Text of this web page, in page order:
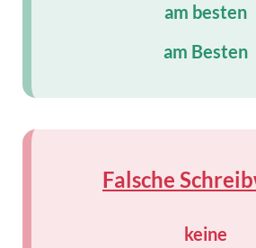
am besten
am Besten
Falsche
keine